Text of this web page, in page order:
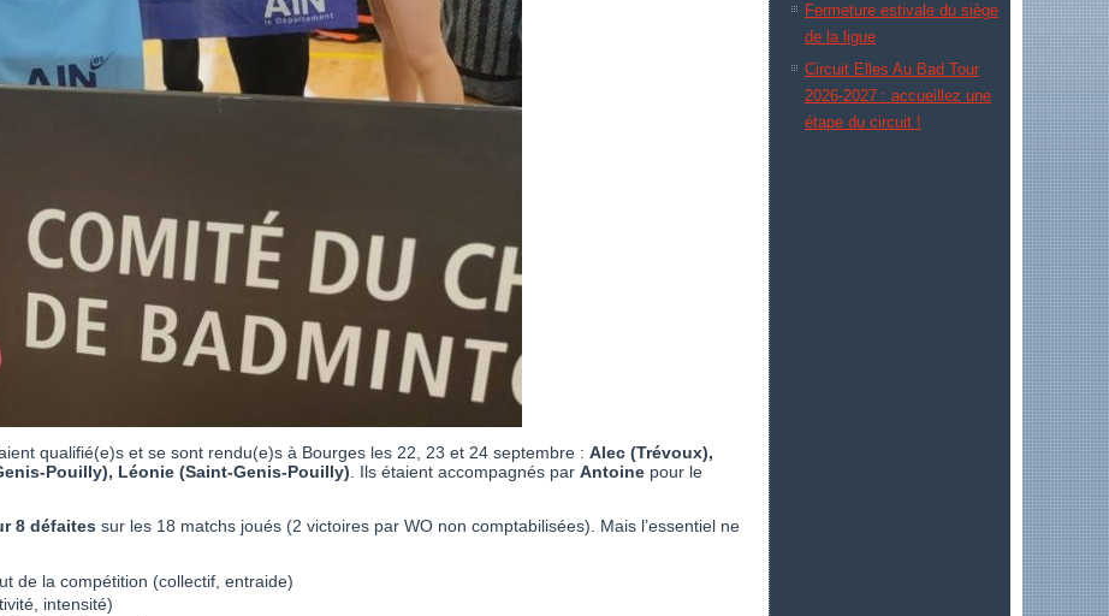
qualifié(e)s et se sont rendu(e)s à Bourges les 22, 23 et 24 septembre : Alec (Trévoux),
Pouilly), Léonie (Saint-Genis-Pouilly) . Ils étaient accompagnés par Antoine pour le
8 défaites sur les 18 matchs joués (2 victoires par WO non comptabilisées). Mais l’essentiel ne
de la compétition (collectif, entraide)
intensité)
Fermeture estivale du siège
de la ligue
Circuit Elles Au Bad Tour
2026-2027 : accueillez une
étape du circuit !